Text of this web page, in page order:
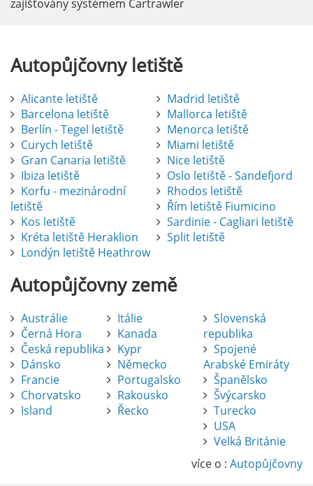
zajišťovány systémem Cartrawler
Autopůjčovnyletiště
Alicante letiště
Barcelona letiště
Berlín - Tegel letiště
Curych letiště
Gran Canaria letiště
Ibiza letiště
Korfu - mezinárodní
letiště
Kos letiště
Kréta letiště Heraklion
Londýn letiště Heathrow
Madrid letiště
Mallorca letiště
Menorca letiště
Miami letiště
Nice letiště
Oslo letiště - Sandefjord
Rhodos letiště
Řím letiště Fiumicino
Sardinie - Cagliari letiště
Split letiště
Autopůjčovnyzemě
Austrálie
Černá Hora
Česká republika
Dánsko
Francie
Chorvatsko
Island
Itálie
Kanada
Kypr
Německo
Portugalsko
Rakousko
Řecko
Slovenská
republika
Spojené
Arabské Emiráty
Španělsko
Švýcarsko
Turecko
USA
Velká Británie
více o : Autopůjčovny
Pronájem auta na letišti Alicante
Půjčení auta na letišti v Alicante je výborný
způsob, jak pohodlně objevovat město i jeho